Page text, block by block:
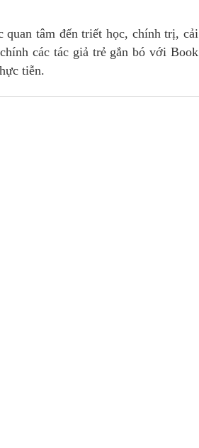
quan tâm đến triết học, chính trị, cải
các tác giả trẻ gắn bó với Book
tiễn.